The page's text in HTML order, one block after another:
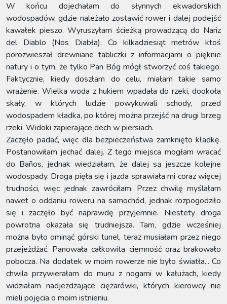
W końcu dojechałam do słynnych ekwadorskich
wodospadów, gdzie należało zostawić rower i dalej podejść
kawałek pieszo. Wyruszyłam ścieżką prowadzącą do Nariz
del Diablo (Nos Diabła). Co kilkadziesiąt metrów ktoś
porozwieszał drewniane tabliczki z informacjami o pięknie
natury i o tym, że tylko Pan Bóg mógł stworzyć coś takiego.
Faktycznie, kiedy doszłam do celu, miałam takie samo
wrażenie. Wielka woda z hukiem wpadała do rzeki, dookoła
skały, w których ludzie powykuwali schody, przed
wodospadem kładka, po której można przejść na drugi brzeg
rzeki. Widoki zapierające dech w piersiach.
Zaczęło padać, więc dla bezpieczeństwa zamknięto kładkę.
Postanowiłam jechać dalej. Z tego miejsca mogłam wracać
do Baños, jednak wiedziałam, że dalej są jeszcze kolejne
wodospady. Droga pięła się i jazda sprawiała mi coraz więcej
trudności, więc jednak zawróciłam. Przez chwilę myślałam
nawet o oddaniu roweru na samochód, jednak rozpogodziło
się i zaczęło być naprawdę przyjemnie. Niestety droga
powrotna okazała się trudniejsza. Tam, gdzie wcześniej
można było ominąć górski tunel, teraz musiałam przez niego
przejeżdżać. Panowała całkowita ciemność oraz brakowało
pobocza. Na dodatek w moim rowerze nie było światła... Co
chwila przywierałam do muru z nogami w kałużach, kiedy
widziałam nadjeżdżające ciężarówki, których kierowcy nie
mieli pojęcia o moim istnieniu.